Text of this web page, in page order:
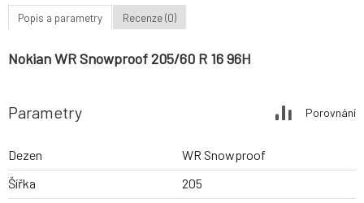
Popis a parametry Recenze (0)
Nokian WR Snowproof 205/60 R 16 96H
Parametry Porovnání
Dezen
WR Snowproof
Šířka
205